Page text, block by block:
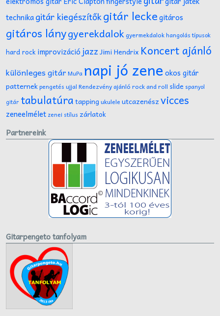
technikagitár kiegészítőkgitár leckegitáros
gitáros lánygyerekdalokgyermekdalokhangolás típusok
hard rock improvizáció jazzJimi Hendrix Koncert ajánló
különleges gitár MuPa napi jó zene okos gitár
patternekpengetés ujjal Rendezvény ajánló rock and roll slide spanyol
gitár tabulatúratapping ukulele utcazenészvicces
zeneelmélet zenei stílus zárlatok
Partnereink
Gitarpengeto tanfolyam